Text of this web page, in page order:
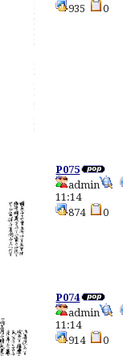
935
0
P075
admin
11:14
874
0
P074
admin
11:14
914
0